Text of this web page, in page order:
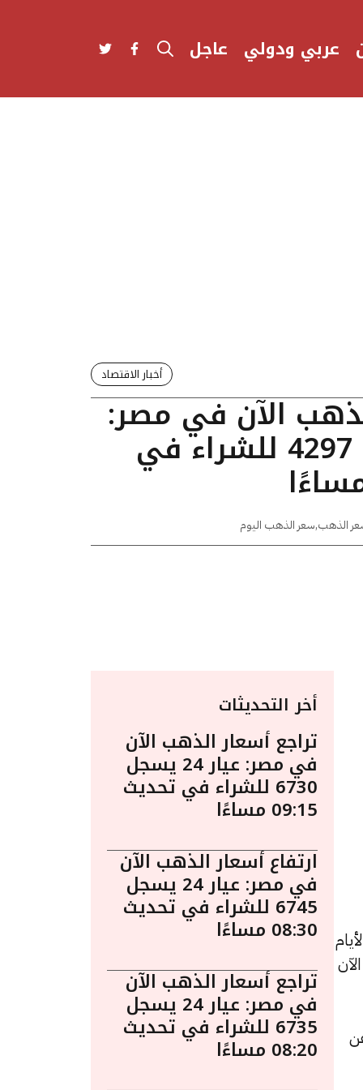
عربي ودولي عاجل
أخبار الاقتصاد
الآن في مصر:
عيار 24 يسجل 4297 للشراء في
الذهب,سعر الذهب اليوم
6 جنيهات عن
أخر التحديثات
تراجع أسعار الذهب الآن
في مصر: عيار 24 يسجل
6730 للشراء في تحديث
09:15 مساءًا
ارتفاع أسعار الذهب الآن
في مصر: عيار 24 يسجل
6745 للشراء في تحديث
08:30 مساءًا
تراجع أسعار الذهب الآن
في مصر: عيار 24 يسجل
6735 للشراء في تحديث
08:20 مساءًا